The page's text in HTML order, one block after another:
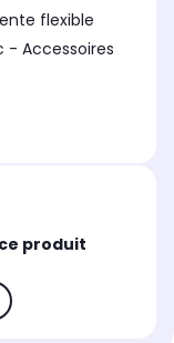
flexible
produit